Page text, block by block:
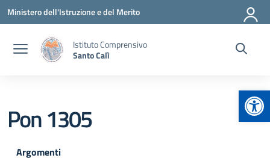
Vai ai contenuti
Vai al menu di navigazione
Vai al footer
Ministero dell'Istruzione e del Merito
Istituto Comprensivo
Santo Calì
Pon 1305
Argomenti